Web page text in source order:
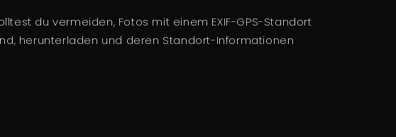
du vermeiden, Fotos mit einem EXIF-GPS-Standort
herunterladen und deren Standort-Informationen